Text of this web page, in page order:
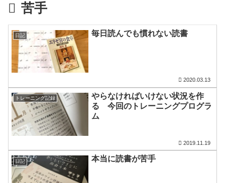
苦手
日記 毎日読んでも慣れない読書
2020.03.13
トレーニング記録
やらなければいけない状況を作
る 今回のトレーニングプログラ
ム
2019.11.19
日記 本当に読書が苦手